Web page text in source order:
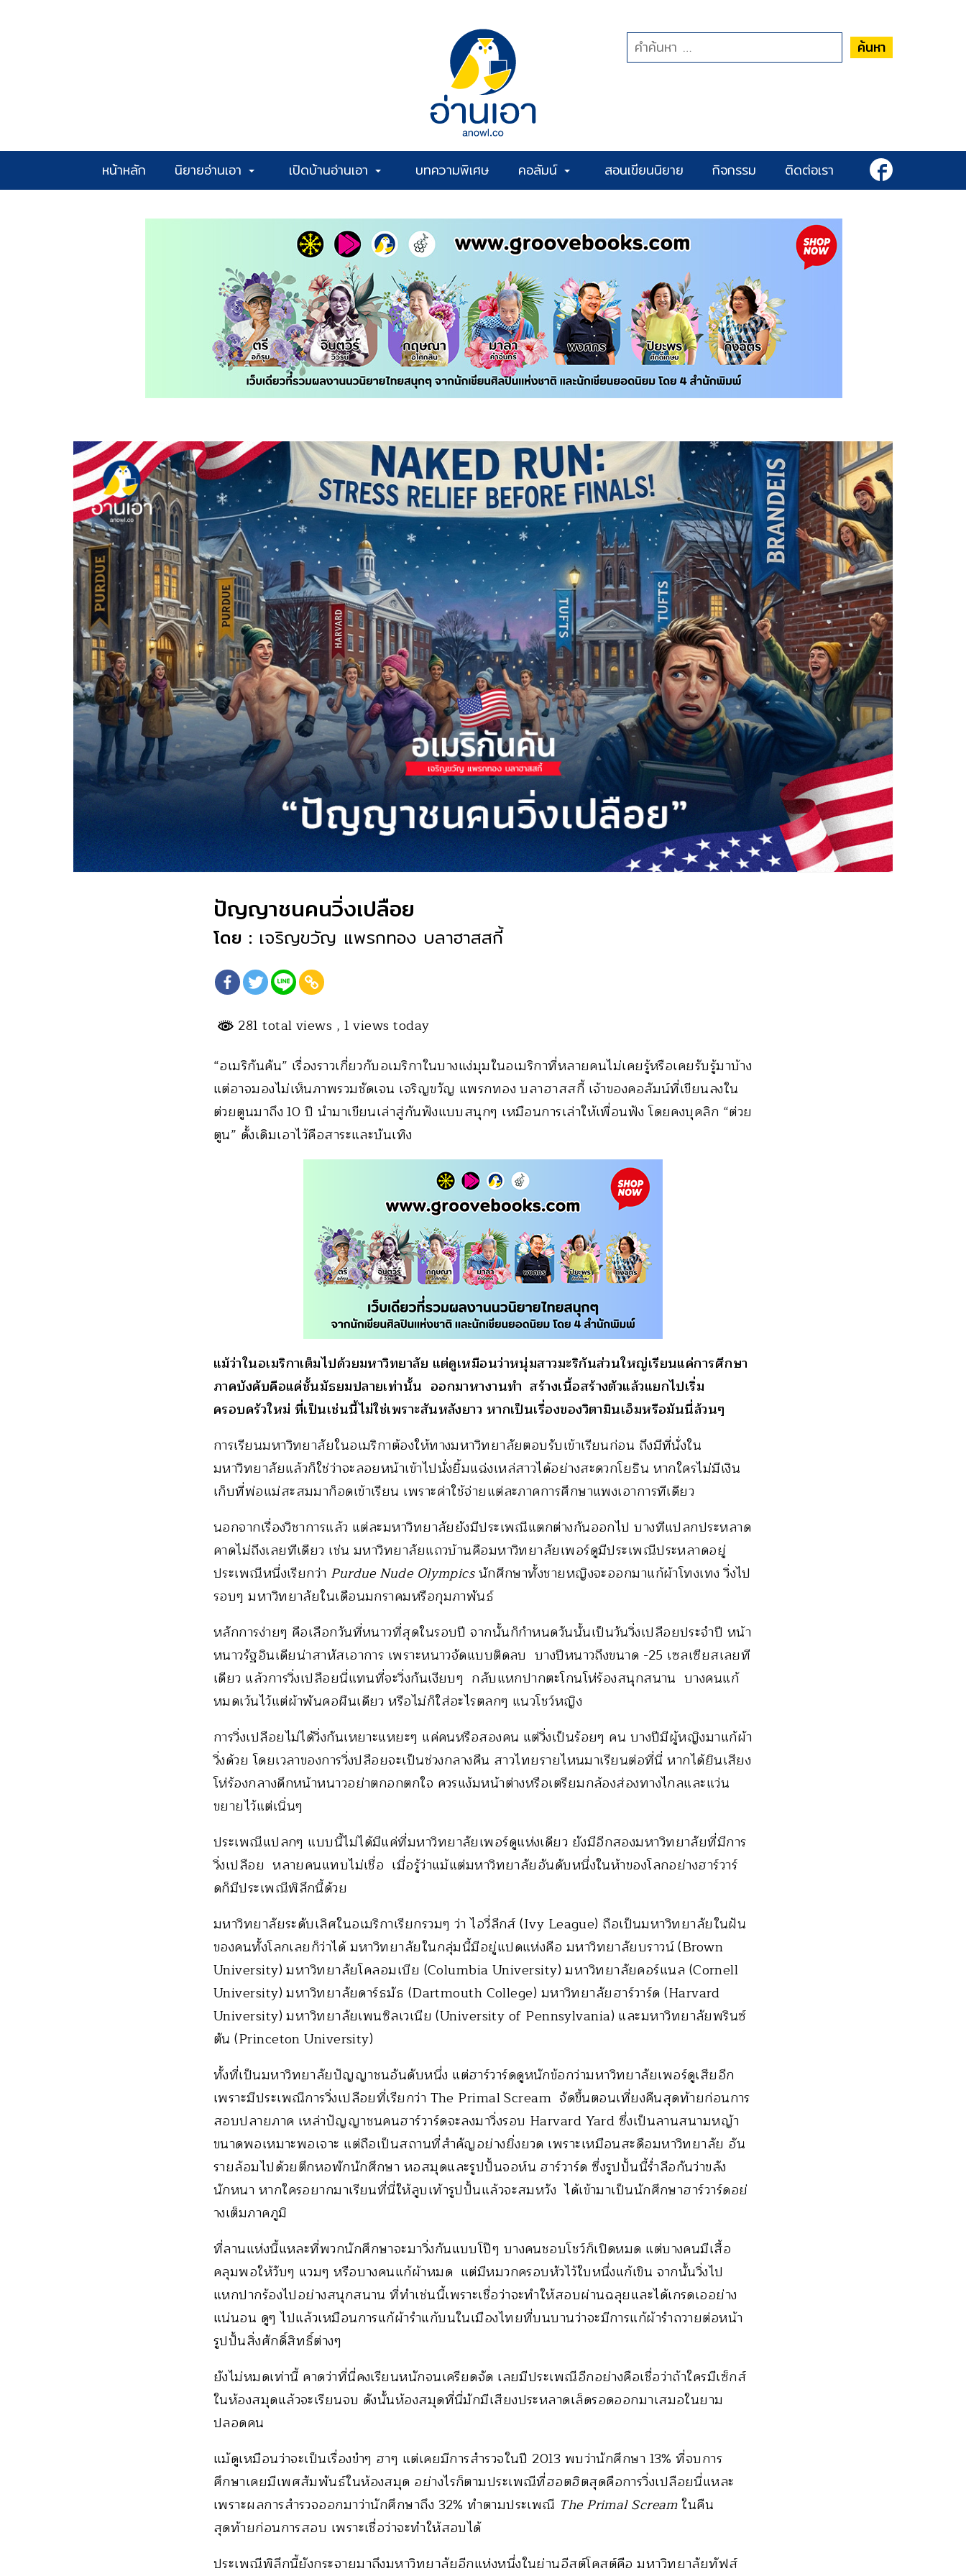
ค้นหา
หน้าหลัก นิยายอ่านเอา เปิดบ้านอ่านเอา บทความพิเศษ คอลัมน์ สอนเขียนนิยาย กิจกรรม ติดต่อเรา
ปัญญาชนคนวิ่งเปลือย
โดย : เจริญขวัญ แพรกทอง บลาฮาสสกี้
281 total views , 1 views today
“อเมริกันคัน” เรื่องราวเกี่ยวกับอเมริกาในบางแง่มุมในอเมริกาที่หลายคนไม่เคยรู้หรือเคยรับรู้มาบ้าง
แต่อาจมองไม่เห็นภาพรวมชัดเจน เจริญขวัญ แพรกทอง บลาฮาสสกี้ เจ้าของคอลัมน์ที่เขียนลงใน
ต่วยตูนมาถึง 10 ปี นำมาเขียนเล่าสู่กันฟังแบบสนุกๆ เหมือนการเล่าให้เพื่อนฟัง โดยคงบุคลิก “ต่วย
ตูน” ดั้งเดิมเอาไว้คือสาระและบันเทิง
แม้ว่าในอเมริกาเต็มไปด้วยมหาวิทยาลัย แต่ดูเหมือนว่าหนุ่มสาวมะริกันส่วนใหญ่เรียนแค่การศึกษา
ภาคบังคับคือแค่ชั้นมัธยมปลายเท่านั้น ออกมาหางานทำ สร้างเนื้อสร้างตัวแล้วแยกไปเริ่ม
ครอบครัวใหม่ ที่เป็นเช่นนี้ไม่ใช่เพราะสันหลังยาว หากเป็นเรื่องของวิตามินเอ็มหรือมันนี่ล้วนๆ
การเรียนมหาวิทยาลัยในอเมริกาต้องให้ทางมหาวิทยาลัยตอบรับเข้าเรียนก่อน ถึงมีที่นั่งใน
มหาวิทยาลัยแล้วก็ใช่ว่าจะลอยหน้าเข้าไปนั่งยิ้มแฉ่งเหล่สาวได้อย่างสะดวกโยธิน หากใครไม่มีเงิน
เก็บที่พ่อแม่สะสมมาก็อดเข้าเรียน เพราะค่าใช้จ่ายแต่ละภาคการศึกษาแพงเอาการทีเดียว
นอกจากเรื่องวิชาการแล้ว แต่ละมหาวิทยาลัยยังมีประเพณีแตกต่างกันออกไป บางทีแปลกประหลาด
คาดไม่ถึงเลยทีเดียว เช่น มหาวิทยาลัยแถวบ้านคือมหาวิทยาลัยเพอร์ดูมีประเพณีประหลาดอยู่
ประเพณีหนึ่งเรียกว่า Purdue Nude Olympicsนักศึกษาทั้งชายหญิงจะออกมาแก้ผ้าโทงเทง วิ่งไป
รอบๆ มหาวิทยาลัยในเดือนมกราคมหรือกุมภาพันธ์
หลักการง่ายๆ คือเลือกวันที่หนาวที่สุดในรอบปี จากนั้นก็กำหนดวันนั้นเป็นวันวิ่งเปลือยประจำปี หน้า
หนาวรัฐอินเดียน่าสาหัสเอาการ เพราะหนาวจัดแบบติดลบ บางปีหนาวถึงขนาด -25 เซลเซียสเลยที
เดียว แล้วการวิ่งเปลือยนี่แทนที่จะวิ่งกันเงียบๆ กลับแหกปากตะโกนโห่ร้องสนุกสนาน บางคนแก้
หมดเว้นไว้แต่ผ้าพันคอผืนเดียว หรือไม่ก็ใส่อะไรตลกๆ แนวโชว์หญิง
การวิ่งเปลือยไม่ได้วิ่งกันเหยาะแหยะๆ แค่คนหรือสองคน แต่วิ่งเป็นร้อยๆ คน บางปีมีผู้หญิงมาแก้ผ้า
วิ่งด้วย โดยเวลาของการวิ่งปลือยจะเป็นช่วงกลางคืน สาวไทยรายไหนมาเรียนต่อที่นี่ หากได้ยินเสียง
โห่ร้องกลางดึกหน้าหนาวอย่าตกอกตกใจ ควรแง้มหน้าต่างหรือเตรียมกล้องส่องทางไกลและแว่น
ขยายไว้แต่เนิ่นๆ
ประเพณีแปลกๆ แบบนี้ไม่ได้มีแค่ที่มหาวิทยาลัยเพอร์ดูแห่งเดียว ยังมีอีกสองมหาวิทยาลัยที่มีการ
วิ่งเปลือย หลายคนแทบไม่เชื่อ เมื่อรู้ว่าแม้แต่มหาวิทยาลัยอันดับหนึ่งในห้าของโลกอย่างฮาร์วาร์
ดก็มีประเพณีพิลึกนี้ด้วย
มหาวิทยาลัยระดับเลิศในอเมริกาเรียกรวมๆ ว่า ไอวี่ลีกส์ (Ivy League) ถือเป็นมหาวิทยาลัยในฝัน
ของคนทั้งโลกเลยก็ว่าได้ มหาวิทยาลัยในกลุ่มนี้มีอยู่แปดแห่งคือ มหาวิทยาลัยบราวน์ (Brown
University) มหาวิทยาลัยโคลอมเบีย (Columbia University) มหาวิทยาลัยคอร์แนล (Cornell
University) มหาวิทยาลัยดาร์ธมัธ (Dartmouth College) มหาวิทยาลัยฮาร์วาร์ด (Harvard
University) มหาวิทยาลัยเพนซิลเวเนีย (University of Pennsylvania) และมหาวิทยาลัยพรินซ์
ตัน (Princeton University)
ทั้งที่เป็นมหาวิทยาลัยปัญญาชนอันดับหนึ่ง แต่ฮาร์วาร์ดดูหนักข้อกว่ามหาวิทยาลัยเพอร์ดูเสียอีก
เพราะมีประเพณีการวิ่งเปลือยที่เรียกว่า The Primal Scream จัดขึ้นตอนเที่ยงคืนสุดท้ายก่อนการ
สอบปลายภาค เหล่าปัญญาชนคนฮาร์วาร์ดจะลงมาวิ่งรอบ Harvard Yard ซึ่งเป็นลานสนามหญ้า
ขนาดพอเหมาะพอเจาะ แต่ถือเป็นสถานที่สำคัญอย่างยิ่งยวด เพราะเหมือนสะดือมหาวิทยาลัย อัน
รายล้อมไปด้วยตึกหอพักนักศึกษา หอสมุดและรูปปั้นจอห์น ฮาร์วาร์ด ซึ่งรูปปั้นนี้ร่ำลือกันว่าขลัง
นักหนา หากใครอยากมาเรียนที่นี่ให้ลูบเท้ารูปปั้นแล้วจะสมหวัง ได้เข้ามาเป็นนักศึกษาฮาร์วาร์ดอย่
างเต็มภาคภูมิ
ที่ลานแห่งนี้แหละที่พวกนักศึกษาจะมาวิ่งกันแบบโป๊ๆ บางคนชอบโชว์ก็เปิดหมด แต่บางคนมีเสื้อ
คลุมพอให้วับๆ แวมๆ หรือบางคนแก้ผ้าหมด แต่มีหมวกครอบหัวไว้ใบหนึ่งแก้เขิน จากนั้นวิ่งไป
แหกปากร้องไปอย่างสนุกสนาน ที่ทำเช่นนี้เพราะเชื่อว่าจะทำให้สอบผ่านฉลุยและได้เกรดเออย่าง
แน่นอน ดูๆ ไปแล้วเหมือนการแก้ผ้ารำแก้บนในเมืองไทยที่บนบานว่าจะมีการแก้ผ้ารำถวายต่อหน้า
รูปปั้นสิ่งศักดิ์สิทธิ์ต่างๆ
ยังไม่หมดเท่านี้ คาดว่าที่นี่คงเรียนหนักจนเครียดจัด เลยมีประเพณีอีกอย่างคือเชื่อว่าถ้าใครมีเซ็กส์
ในห้องสมุดแล้วจะเรียนจบ ดังนั้นห้องสมุดที่นี่มักมีเสียงประหลาดเล็ดรอดออกมาเสมอในยาม
ปลอดคน
แม้ดูเหมือนว่าจะเป็นเรื่องขำๆ ฮาๆ แต่เคยมีการสำรวจในปี 2013 พบว่านักศึกษา 13% ที่จบการ
ศึกษาเคยมีเพศสัมพันธ์ในห้องสมุด อย่างไรก็ตามประเพณีที่ฮอตฮิตสุดคือการวิ่งเปลือยนี่แหละ
เพราะผลการสำรวจออกมาว่านักศึกษาถึง 32% ทำตามประเพณี The Primal Screamในคืน
สุดท้ายก่อนการสอบ เพราะเชื่อว่าจะทำให้สอบได้
ประเพณีพิลึกนี้ยังกระจายมาถึงมหาวิทยาลัยอีกแห่งหนึ่งในย่านอีสต์โคสต์คือ มหาวิทยาลัยทัฟส์